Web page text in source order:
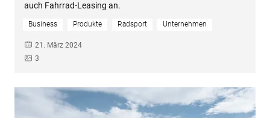
auch Fahrrad-Leasing an.
Business Produkte Radsport Unternehmen
21. März 2024
3